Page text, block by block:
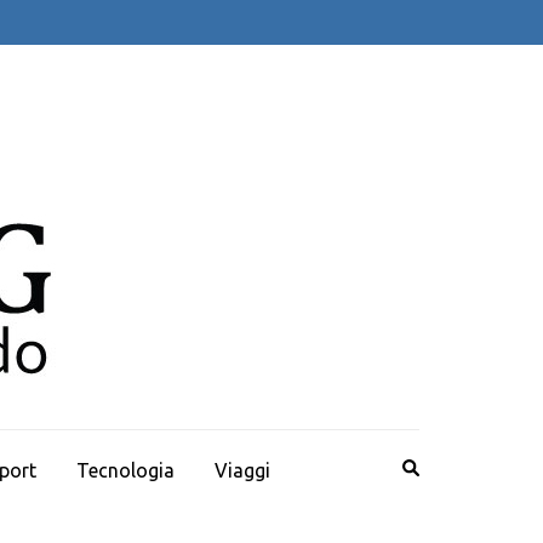
Tecnologia Viaggi